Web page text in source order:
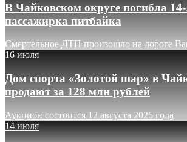
В Чайковском округе погибла 14-
пассажирка питбайка
Смертельное ДТП произошло на дороге
16 июля
Дом спорта «Золотой шар» в
продают за 128 млн рублей
Аукцион состоится 12 августа 2026 года
14 июля